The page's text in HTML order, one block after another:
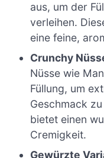
aus, um der
verleihen.
eine feine,
Crunchy
Nüsse wie
Füllung, um
Geschmack
bietet einen
Cremigkeit.
Gewürzte